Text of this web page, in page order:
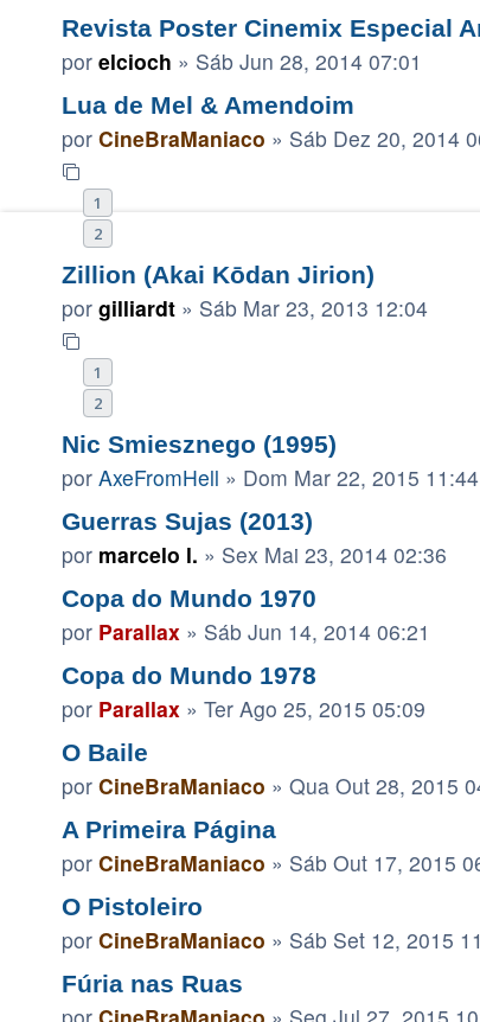
Revista Poster Cinemix Especial
por elcioch » Sáb Jun 28, 2014 07:01
Lua de Mel & Amendoim
por CineBraManiaco » Sáb Dez 20, 2014
1
2
Zillion (Akai Kōdan Jirion)
por gilliardt » Sáb Mar 23, 2013 12:04
1
2
Nic Smiesznego (1995)
por AxeFromHell » Dom Mar 22, 2015 11:44
Guerras Sujas (2013)
por marcelo l. » Sex Mai 23, 2014 02:36
Copa do Mundo 1970
por Parallax » Sáb Jun 14, 2014 06:21
Copa do Mundo 1978
por Parallax » Ter Ago 25, 2015 05:09
O Baile
por CineBraManiaco » Qua Out 28, 2015
A Primeira Página
por CineBraManiaco » Sáb Out 17, 2015
O Pistoleiro
por CineBraManiaco » Sáb Set 12, 2015
Fúria nas Ruas